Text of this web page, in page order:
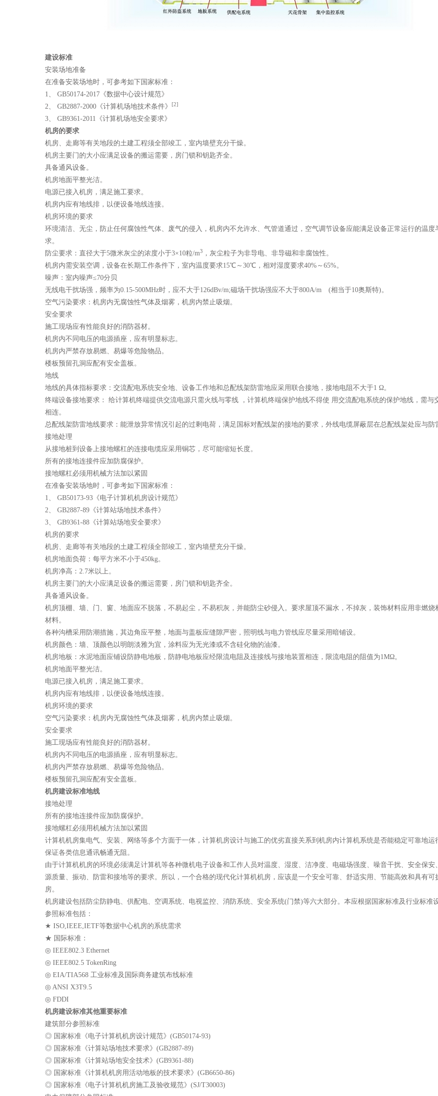
建设标准
安装场地准备
在准备安装场地时，可参考如下国家标准：
1、 GB50174-2017《数据中心设计规范》
2、 GB2887-2000《计算机场地技术条件》
[2]
3、 GB9361-2011《计算机场地安全要求》
机房的要求
机房、走廊等有关地段的土建工程须全部竣工，室内墙壁充分干燥。
机房主要门的大小应满足设备的搬运需要，房门锁和钥匙齐全。
具备通风设备。
机房地面平整光洁。
电源已接入机房，满足施工要求。
机房内应有地线排，以便设备地线连接。
机房环境的要求
环境清洁、无尘，防止任何腐蚀性气体、废气的侵入，机房内不允许水、气管道通过，空气调节设备应能满足设备正常运行的温度
求。
防尘要求：直径大于5微米灰尘的浓度小于3×10粒/m3
，灰尘粒子为非导电、非导磁和非腐蚀性。
机房内需安装空调，设备在长期工作条件下，室内温度要求15℃～30℃，相对湿度要求40%～65%。
噪声：室内噪声≤70分贝
无线电干扰场强，频率为0.15-500MHz时，应不大于126dBv/m;磁场干扰场强应不大于800A/m (相当于10奥斯特)。
空气污染要求：机房内无腐蚀性气体及烟雾，机房内禁止吸烟。
安全要求
施工现场应有性能良好的消防器材。
机房内不同电压的电源插座，应有明显标志。
机房内严禁存放易燃、易爆等危险物品。
楼板预留孔洞应配有安全盖板。
地线
地线的具体指标要求：交流配电系统安全地、设备工作地和总配线架防雷地应采用联合接地，接地电阻不大于1 Ω。
终端设备接地要求： 给计算机终端提供交流电源只需火线与零线 ，计算机终端保护地线不得使 用交流配电系统的保护地线，需与
相连。
总配线架防雷地线要求：能泄放异常情况引起的过剩电荷，满足国标对配线架的接地的要求，外线电缆屏蔽层在总配线架处应与防
接地处理
从接地桩到设备上接地螺杠的连接电缆应采用铜芯，尽可能缩短长度。
所有的接地连接件应加防腐保护。
接地螺杠必须用机械方法加以紧固
在准备安装场地时，可参考如下国家标准：
1、 GB50173-93《电子计算机机房设计规范》
2、 GB2887-89《计算站场地技术条件》
3、 GB9361-88《计算站场地安全要求》
机房的要求
机房、走廊等有关地段的土建工程须全部竣工，室内墙壁充分干燥。
机房地面负荷：每平方米不小于450kg。
机房净高：2.7米以上。
机房主要门的大小应满足设备的搬运需要，房门锁和钥匙齐全。
具备通风设备。
机房顶棚、墙、门、窗、地面应不脱落，不易起尘，不易积灰，并能防尘砂侵入。要求屋顶不漏水，不掉灰，装饰材料应用非燃烧
材料。
各种沟槽采用防潮措施，其边角应平整，地面与盖板应缝隙严密，照明线与电力管线应尽量采用暗铺设。
机房颜色：墙、顶颜色以明朗淡雅为宜，涂料应为无光漆或不含硅化物的油漆。
机房地板：水泥地面应铺设防静电地板，防静电地板应经限流电阻及连接线与接地装置相连，限流电阻的阻值为1MΩ。
机房地面平整光洁。
电源已接入机房，满足施工要求。
机房内应有地线排，以便设备地线连接。
机房环境的要求
空气污染要求：机房内无腐蚀性气体及烟雾，机房内禁止吸烟。
安全要求
施工现场应有性能良好的消防器材。
机房内不同电压的电源插座，应有明显标志。
机房内严禁存放易燃、易爆等危险物品。
楼板预留孔洞应配有安全盖板。
机房建设标准地线
接地处理
所有的接地连接件应加防腐保护。
接地螺杠必须用机械方法加以紧固
计算机机房集电气、安装、网络等多个方面于一体，计算机房设计与施工的优劣直接关系到机房内计算机系统是否能稳定可靠地运
保证各类信息通讯畅通无阻。
由于计算机机房的环境必须满足计算机等各种微机电子设备和工作人员对温度、湿度、洁净度、电磁场强度、噪音干扰、安全保安
源质量、振动、防雷和接地等的要求。所以，一个合格的现代化计算机机房，应该是一个安全可靠、舒适实用、节能高效和具有可
房。
机房建设包括防尘防静电、供配电、空调系统、电视监控、消防系统、安全系统(门禁)等六大部分。本应根据国家标准及行业标准
参照标准包括：
★ ISO,IEEE,IETF等数据中心机房的系统需求
★ 国际标准：
◎ IEEE802.3 Ethernet
◎ IEEE802.5 TokenRing
◎ EIA/TIA568 工业标准及国际商务建筑布线标准
◎ ANSI X3T9.5
◎ FDDI
机房建设标准其他重要标准
建筑部分参照标准
◎ 国家标准《电子计算机机房设计规范》(GB50174-93)
◎ 国家标准《计算站场地技术要求》(GB2887-89)
◎ 国家标准《计算站场地安全技术》(GB9361-88)
◎ 国家标准《计算机机房用活动地板的技术要求》(GB6650-86)
◎ 国家标准《电子计算机机房施工及验收规范》(SJ/T30003)